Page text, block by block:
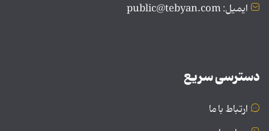
ایمیل: public@tebyan.com
دسترسی سریع
ارتباط با ما